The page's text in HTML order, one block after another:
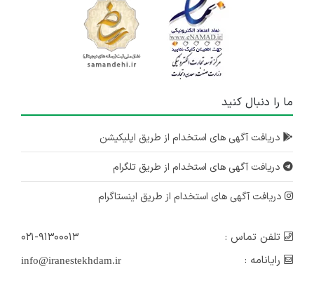
کارشناس بازرگانی داخلی و خارجی
۶ سال پیش
کارشناس بازرگانی داخلی و خارجی
تهران
ما را دنبال کنید
دریافت آگهی های استخدام از طریق اپلیکیشن
دریافت آگهی های استخدام از طریق تلگرام
دریافت آگهی های استخدام از طریق اینستاگرام
تلفن تماس :
۰۲۱-۹۱۳۰۰۰۱۳
رایانامه :
info@iranestekhdam.ir